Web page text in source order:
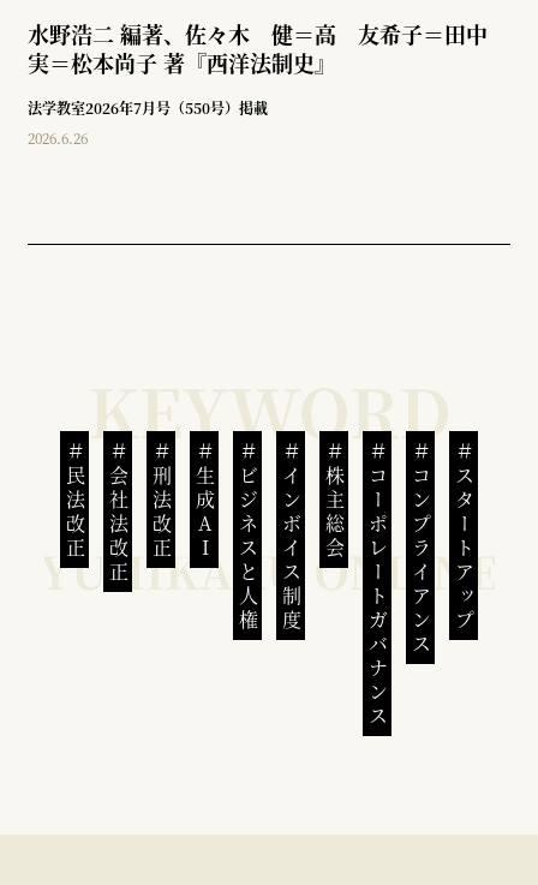
水野浩二 編著、佐々木 健＝高 友希子＝田中
実＝松本尚子 著『西洋法制史』
法学教室2026年7月号（550号）掲載
2026.6.26
民法改正 会社法改正 刑法改正 生成AI ビジネスと人権インボイス制度 株主総会 コーポレートガバナンスコンプライアンススタートアップ